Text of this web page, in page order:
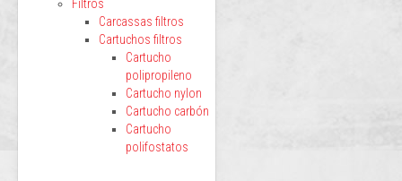
Filtros
Carcassas filtros
Cartuchos filtros
Cartucho
polipropileno
Cartucho nylon
Cartucho carbón
Cartucho
polifostatos